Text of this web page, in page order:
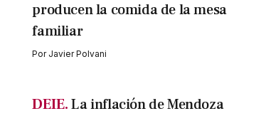
producen la comida de la mesa
familiar
Por Javier Polvani
DEIE. La inflación de Mendoza